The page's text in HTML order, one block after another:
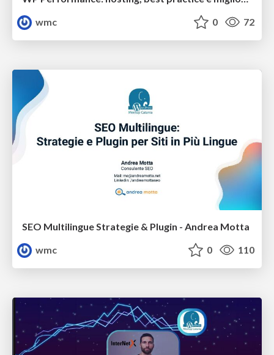
wmc
0 72
SEO Multilingue Strategie & Plugin - Andrea Motta
wmc
0 110